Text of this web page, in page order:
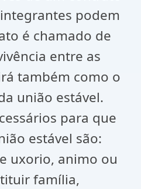
podem
é chamado de
entre as
também como o
união estável.
para que
estável são:
uxorio, animo ou
família,